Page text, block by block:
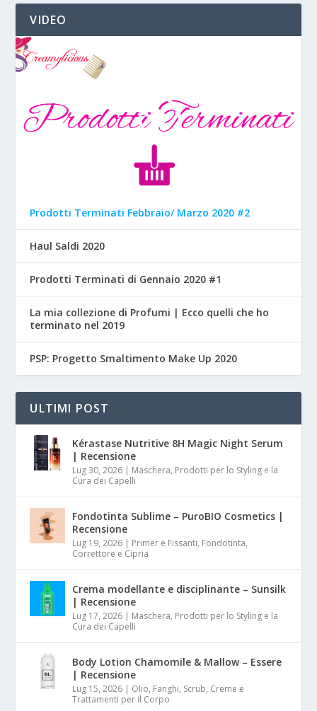
VIDEO
Prodotti Terminati Febbraio/ Marzo 2020 #2
Haul Saldi 2020
Prodotti Terminati di Gennaio 2020 #1
La mia collezione di Profumi | Ecco quelli che ho
terminato nel 2019
PSP: Progetto Smaltimento Make Up 2020
ULTIMI POST
Kérastase Nutritive 8H Magic Night Serum
| Recensione
Lug 30, 2026 | Maschera, Prodotti per lo Styling e la
Cura dei Capelli
Fondotinta Sublime – PuroBIO Cosmetics |
Recensione
Lug 19, 2026 | Primer e Fissanti, Fondotinta,
Correttore e Cipria
Crema modellante e disciplinante – Sunsilk
| Recensione
Lug 17, 2026 | Maschera, Prodotti per lo Styling e la
Cura dei Capelli
Body Lotion Chamomile & Mallow – Essere
| Recensione
Lug 15, 2026 | Olio, Fanghi, Scrub, Creme e
Trattamenti per il Corpo